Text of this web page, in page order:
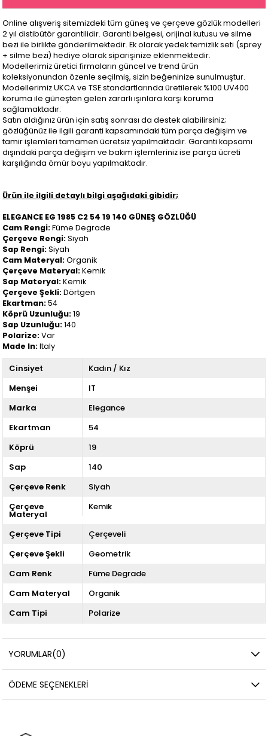
Online alışveriş sitemizdeki tüm güneş ve çerçeve gözlük modelleri
2 yıl distibütör garantilidir. Garanti belgesi, orijinal kutusu ve silme
bezi ile birlikte gönderilmektedir. Ek olarak yedek temizlik seti (sprey
+ silme bezi) hediye olarak siparişinize eklenmektedir.
Modellerimiz üretici firmaların güncel ve trend ürün
koleksiyonundan özenle seçilmiş, sizin beğeninize sunulmuştur.
Modellerimiz UKCA ve TSE standartlarında üretilerek %100 UV400
koruma ile güneşten gelen zararlı ışınlara karşı koruma
sağlamaktadır:
Satın aldığınız ürün için satış sonrası da destek alabilirsiniz;
gözlüğünüz ile ilgili garanti kapsamındaki tüm parça değişim ve
tamir işlemleri tamamen ücretsiz yapılmaktadır. Garanti kapsamı
dışındaki parça değişim ve bakım işlemleriniz ise parça ücreti
karşılığında ömür boyu yapılmaktadır.
Ürün ile ilgili detaylı bilgi aşağıdaki gibidir;
ELEGANCE EG 1985 C2 54 19 140 GÜNEŞ GÖZLÜĞÜ
Cam Rengi:Füme Degrade
Çerçeve Rengi:Siyah
Sap Rengi:Siyah
Cam Materyal:Organik
Çerçeve Materyal:Kemik
Sap Materyal:Kemik
Çerçeve Şekli:Dörtgen
Ekartman:54
Köprü Uzunluğu:19
Sap Uzunluğu:140
Polarize:Var
Made In:Italy
Cinsiyet
Kadın / Kız
Menşei
IT
Marka
Elegance
Ekartman
54
Köprü
19
Sap
140
Çerçeve Renk
Siyah
Çerçeve
Materyal
Kemik
Çerçeve Tipi
Çerçeveli
Çerçeve Şekli
Geometrik
Cam Renk
Füme Degrade
Cam Materyal
Organik
Cam Tipi
Polarize
YORUMLAR(0)
ÖDEME SEÇENEKLERI